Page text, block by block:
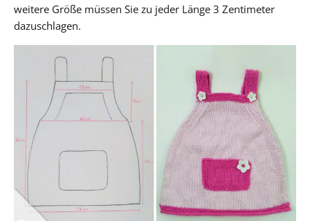
weitere Größe müssen Sie zu jeder Länge 3 Zentimeter
dazuschlagen.